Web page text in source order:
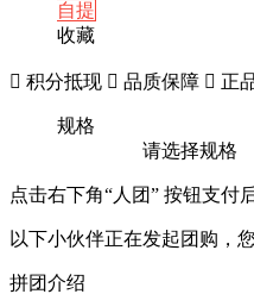
自提
收藏
 积分抵现  品质保障  正
规格
请选择规格
点击右下角“人团” 按钮支付
以下小伙伴正在发起团购，
拼团介绍